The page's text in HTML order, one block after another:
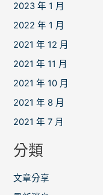
2023 年 1 月
2022 年 1 月
2021 年 12 月
2021 年 11 月
2021 年 10 月
2021 年 8 月
2021 年 7 月
分類
文章分享